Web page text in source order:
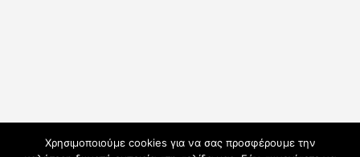
Χρησιμοποιούμε cookies για να σας προσφέρουμε την